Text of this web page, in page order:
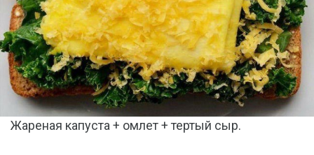
Жареная капуста + омлет + тертый сыр.